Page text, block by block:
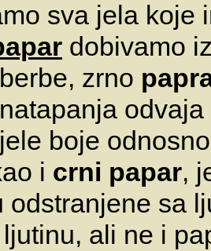
sva jela koje
dobivamo
zrno
boje
i crni papar,
odstranjene sa
ali ne i